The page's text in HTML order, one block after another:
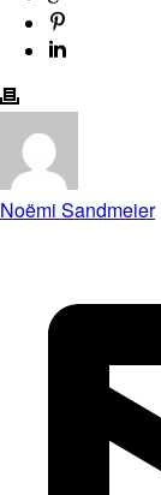
Noëmi Sandmeier